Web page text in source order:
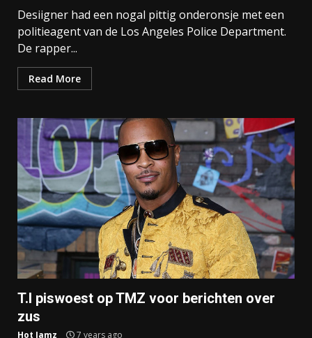
Desiigner had een nogal pittig onderonsje met een
politieagent van de Los Angeles Police Department.
De rapper...
Read More
T.I piswoest op TMZ voor berichten over
zus
Hot Jamz 7 years ago